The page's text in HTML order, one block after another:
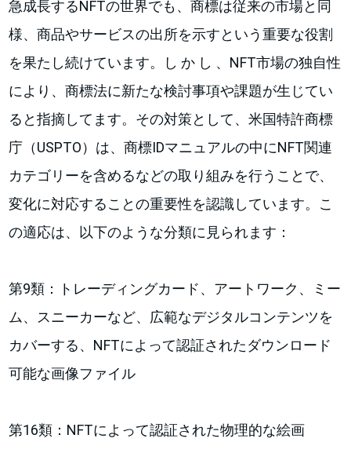
急成長するNFTの世界でも、商標は従来の市場と同
様、商品やサービスの出所を示すという重要な役割
を果たし続けています。し か し 、NFT市場の独自性
により、商標法に新たな検討事項や課題が生じてい
ると指摘してます。その対策として、米国特許商標
庁（USPTO）は、商標IDマニュアルの中にNFT関連
カテゴリーを含めるなどの取り組みを行うことで、
変化に対応することの重要性を認識しています。こ
の適応は、以下のような分類に見られます：
第9類：トレーディングカード、アートワーク、ミー
ム、スニーカーなど、広範なデジタルコンテンツを
カバーする、NFTによって認証されたダウンロード
可能な画像ファイル
第16類：NFTによって認証された物理的な絵画